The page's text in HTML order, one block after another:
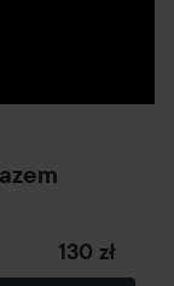
130 zł